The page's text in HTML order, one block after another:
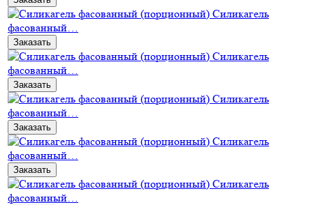
Силикагель
фасованный…
Заказать
Силикагель
фасованный…
Заказать
Силикагель
фасованный…
Заказать
Силикагель
фасованный…
Заказать
Силикагель
фасованный…